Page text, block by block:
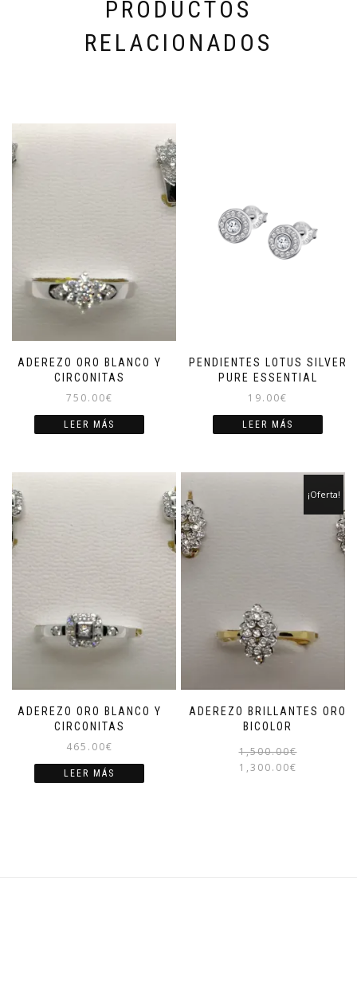
PRODUCTOS
RELACIONADOS
ADEREZO ORO BLANCO Y
CIRCONITAS
750.00€
LEER MÁS
PENDIENTES LOTUS SILVER
PURE ESSENTIAL
19.00€
LEER MÁS
ADEREZO ORO BLANCO Y
CIRCONITAS
465.00€
LEER MÁS
ADEREZO BRILLANTES ORO
BICOLOR
¡Oferta!
1,500.00€
1,300.00€